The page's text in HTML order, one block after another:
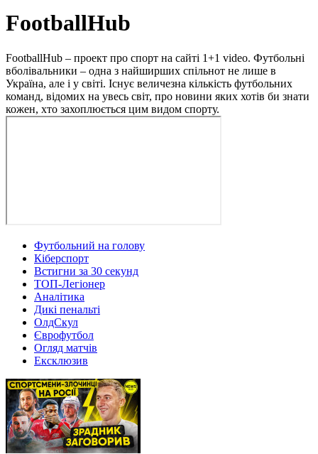
FootballHub
FootballHub – проект про спорт на сайті 1+1 video. Футбольні
вболівальники – одна з найширших спільнот не лише в
Україна, але і у світі. Існує величезна кількість футбольних
команд, відомих на увесь світ, про новини яких хотів би знати
кожен, хто захоплюється цим видом спорту.
Футбольний на голову
Кіберспорт
Встигни за 30 секунд
ТОП-Легіонер
Аналітика
Дикі пенальті
ОлдСкул
Єврофутбол
Огляд матчів
Ексклюзив